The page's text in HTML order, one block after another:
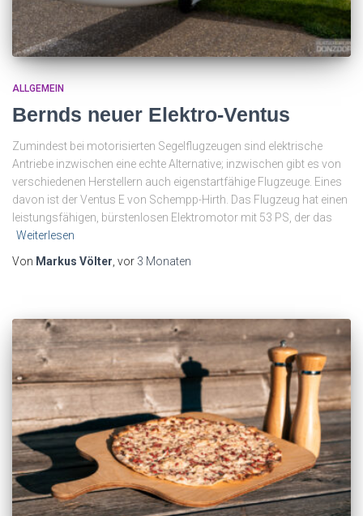
ALLGEMEIN
Bernds neuer Elektro-Ventus
Zumindest bei motorisierten Segelflugzeugen sind elektrische
Antriebe inzwischen eine echte Alternative; inzwischen gibt es von
verschiedenen Herstellern auch eigenstartfähige Flugzeuge. Eines
davon ist der Ventus E von Schempp-Hirth. Das Flugzeug hat einen
leistungsfähigen, bürstenlosen Elektromotor mit 53 PS, der das
Weiterlesen
Von Markus Völter , vor 3 Monaten